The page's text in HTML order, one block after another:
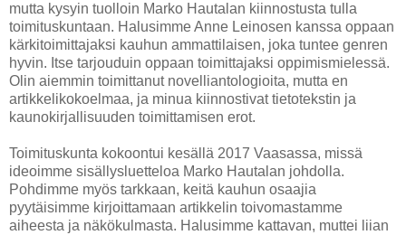
mutta kysyin tuolloin Marko Hautalan kiinnostusta tulla
toimituskuntaan. Halusimme Anne Leinosen kanssa oppaan
kärkitoimittajaksi kauhun ammattilaisen, joka tuntee genren
hyvin. Itse tarjouduin oppaan toimittajaksi oppimismielessä.
Olin aiemmin toimittanut novelliantologioita, mutta en
artikkelikokoelmaa, ja minua kiinnostivat tietotekstin ja
kaunokirjallisuuden toimittamisen erot.
Toimituskunta kokoontui kesällä 2017 Vaasassa, missä
ideoimme sisällysluetteloa Marko Hautalan johdolla.
Pohdimme myös tarkkaan, keitä kauhun osaajia
pyytäisimme kirjoittamaan artikkelin toivomastamme
aiheesta ja näkökulmasta. Halusimme kattavan, muttei liian